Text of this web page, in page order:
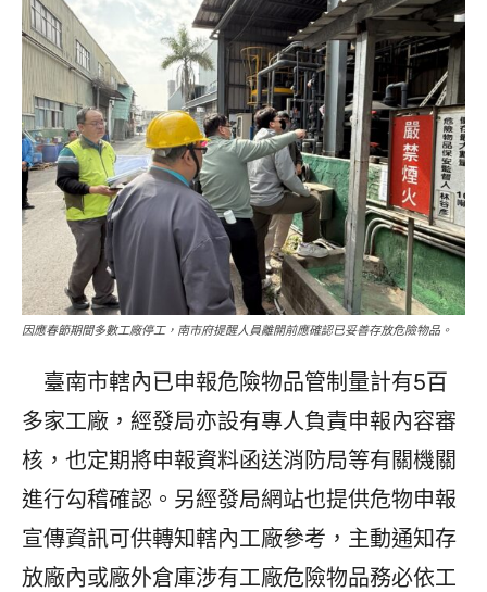
因應春節期間多數工廠停工，南市府提醒人員離開前應確認已妥善存放危險物品。
臺南市轄內已申報危險物品管制量計有5百
多家工廠，經發局亦設有專人負責申報內容審
核，也定期將申報資料函送消防局等有關機關
進行勾稽確認。另經發局網站也提供危物申報
宣傳資訊可供轉知轄內工廠參考，主動通知存
放廠內或廠外倉庫涉有工廠危險物品務必依工